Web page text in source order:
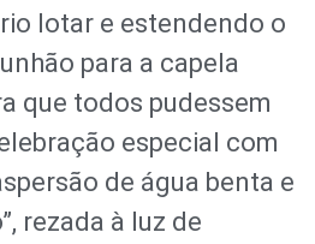
lotar e estendendo o
para a capela
que todos pudessem
especial com
de água benta e
rezada à luz de